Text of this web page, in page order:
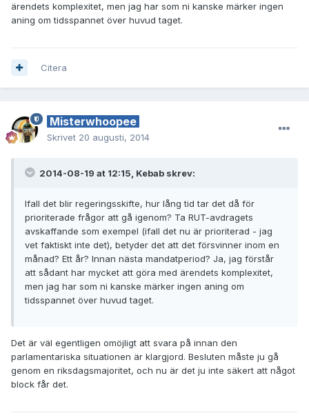
ärendets komplexitet, men jag har som ni kanske märker ingen
aning om tidsspannet över huvud taget.
Citera
Misterwhoopee
Skrivet 20 augusti, 2014
2014-08-19 at 12:15, Kebab skrev:
Ifall det blir regeringsskifte, hur lång tid tar det då för
prioriterade frågor att gå igenom? Ta RUT-avdragets
avskaffande som exempel (ifall det nu är prioriterad - jag
vet faktiskt inte det), betyder det att det försvinner inom en
månad? Ett år? Innan nästa mandatperiod? Ja, jag förstår
att sådant har mycket att göra med ärendets komplexitet,
men jag har som ni kanske märker ingen aning om
tidsspannet över huvud taget.
Det är väl egentligen omöjligt att svara på innan den
parlamentariska situationen är klargjord. Besluten måste ju gå
genom en riksdagsmajoritet, och nu är det ju inte säkert att något
block får det.